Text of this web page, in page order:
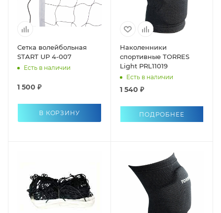
Сетка волейбольная
START UP 4-007
Есть в наличии
1 500 ₽
В КОРЗИНУ
Наколенники
спортивные TORRES
Light PRL11019
Есть в наличии
1 540 ₽
ПОДРОБНЕЕ